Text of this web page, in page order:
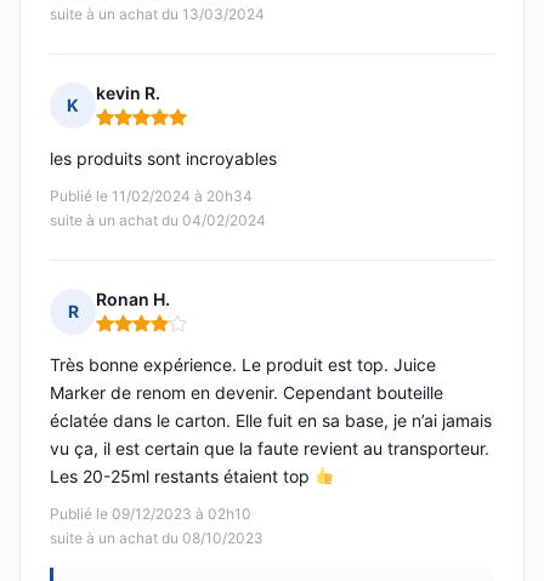
suite à un achat du 13/03/2024
K
kevin R.
Note : 5 sur 5
Publié le 11/02/2024 à 20h34
suite à un achat du 04/02/2024
les produits sont incroyables
R
Ronan H.
Note : 4 sur 5
Publié le 09/12/2023 à 02h10
suite à un achat du 08/10/2023
Très bonne expérience. Le produit est top. Juice
Marker de renom en devenir. Cependant bouteille
éclatée dans le carton. Elle fuit en sa base, je n’ai jamais
vu ça, il est certain que la faute revient au transporteur.
Les 20-25ml restants étaient top